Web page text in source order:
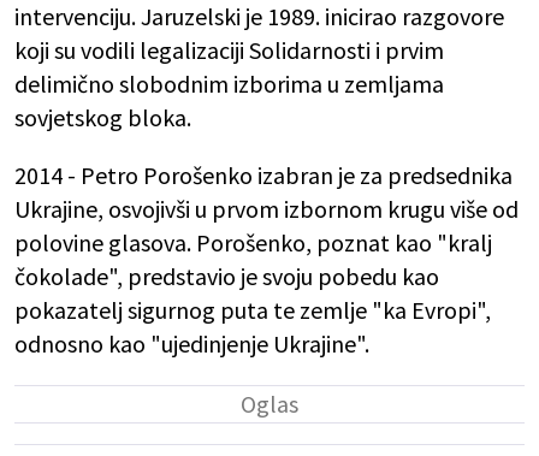
intervenciju. Jaruzelski je 1989. inicirao razgovore
koji su vodili legalizaciji Solidarnosti i prvim
delimično slobodnim izborima u zemljama
sovjetskog bloka.
2014 - Petro Porošenko izabran je za predsednika
Ukrajine, osvojivši u prvom izbornom krugu više od
polovine glasova. Porošenko, poznat kao "kralj
čokolade", predstavio je svoju pobedu kao
pokazatelj sigurnog puta te zemlje "ka Evropi",
odnosno kao "ujedinjenje Ukrajine".